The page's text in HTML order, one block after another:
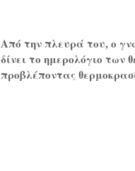
Από την πλευρά του, ο
δίνει το ημερολόγιο
προβλέποντας